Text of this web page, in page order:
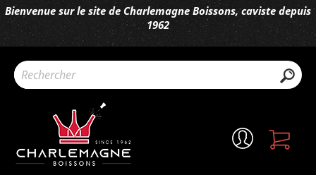
Bienvenue sur le site de Charlemagne Boissons, caviste depuis
1962